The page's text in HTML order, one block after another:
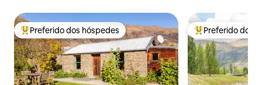
Entre os melhores preferidos dos hóspedes
Preferido dos hóspedes Entre os
Preferido dos